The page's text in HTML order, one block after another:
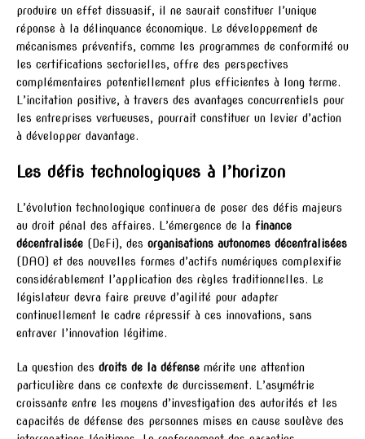
produire un effet dissuasif, il ne saurait constituer l’unique
réponse à la délinquance économique. Le développement de
mécanismes préventifs, comme les programmes de conformité ou
les certifications sectorielles, offre des perspectives
complémentaires potentiellement plus efficientes à long terme.
L’incitation positive, à travers des avantages concurrentiels pour
les entreprises vertueuses, pourrait constituer un levier d’action
à développer davantage.
Les défis technologiques à l’horizon
L’évolution technologique continuera de poser des défis majeurs
au droit pénal des affaires. L’émergence de la finance
décentralisée (DeFi), des organisations autonomes décentralisées
(DAO) et des nouvelles formes d’actifs numériques complexifie
considérablement l’application des règles traditionnelles. Le
législateur devra faire preuve d’agilité pour adapter
continuellement le cadre répressif à ces innovations, sans
entraver l’innovation légitime.
La question des droits de la défense mérite une attention
particulière dans ce contexte de durcissement. L’asymétrie
croissante entre les moyens d’investigation des autorités et les
capacités de défense des personnes mises en cause soulève des